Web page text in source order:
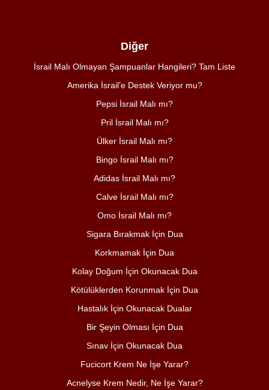
Diğer
İsrail Malı Olmayan Şampuanlar Hangileri? Tam Liste
Amerika İsrail’e Destek Veriyor mu?
Pepsi İsrail Malı mı?
Pril İsrail Malı mı?
Ülker İsrail Malı mı?
Bingo İsrail Malı mı?
Adidas İsrail Malı mı?
Calve İsrail Malı mı?
Omo İsrail Malı mı?
Sigara Bırakmak İçin Dua
Korkmamak İçin Dua
Kolay Doğum İçin Okunacak Dua
Kötülüklerden Korunmak İçin Dua
Hastalık İçin Okunacak Dualar
Bir Şeyin Olması İçin Dua
Sınav İçin Okunacak Dua
Fucicort Krem Ne İşe Yarar?
Acnelyse Krem Nedir, Ne İşe Yarar?